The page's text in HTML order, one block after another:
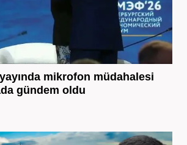
mikrofon müdahalesi
gündem oldu